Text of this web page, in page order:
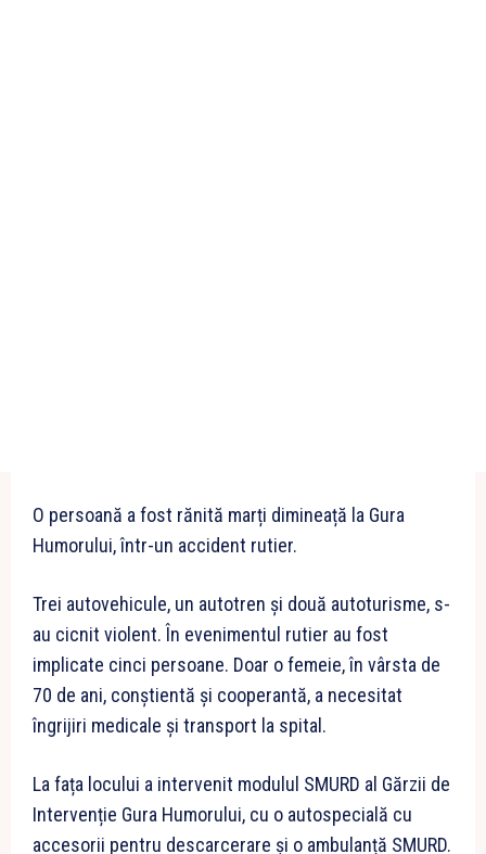
O persoană a fost rănită marți dimineață la Gura
Humorului, într-un accident rutier.
Trei autovehicule, un autotren și două autoturisme, s-
au cicnit violent. În evenimentul rutier au fost
implicate cinci persoane. Doar o femeie, în vârsta de
70 de ani, conștientă și cooperantă, a necesitat
îngrijiri medicale și transport la spital.
La fața locului a intervenit modulul SMURD al Gărzii de
Intervenție Gura Humorului, cu o autospecială cu
accesorii pentru descarcerare și o ambulanță SMURD.